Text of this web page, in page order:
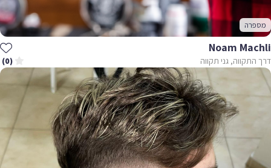
מספרה
Noam Machli
דרך התקווה, גני תקווה (0)